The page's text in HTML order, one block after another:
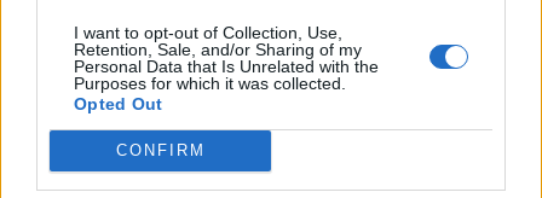
I want to opt-out of Collection, Use,
Retention, Sale, and/or Sharing of my
Personal Data that Is Unrelated with the
Purposes for which it was collected.
Opted Out
CONFIRM
SZÉKELYHON